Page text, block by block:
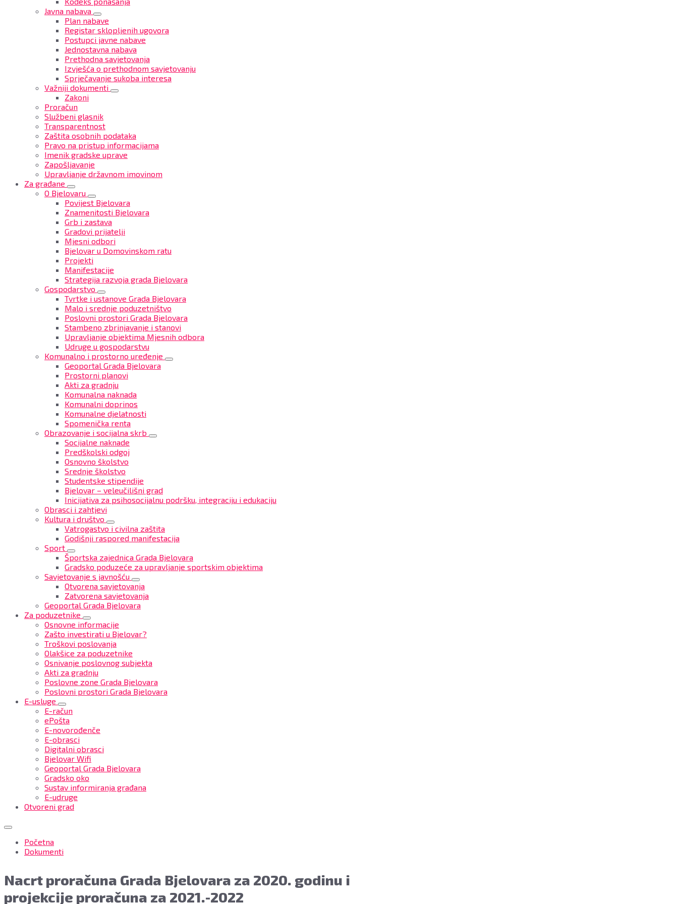
Javna nabava
Plan nabave
Registar sklopljenih ugovora
Postupci javne nabave
Jednostavna nabava
Prethodna savjetovanja
Izvješća o prethodnom savjetovanju
Sprječavanje sukoba interesa
Važniji dokumenti
Zakoni
Proračun
Službeni glasnik
Transparentnost
Zaštita osobnih podataka
Pravo na pristup informacijama
Imenik gradske uprave
Zapošljavanje
Upravljanje državnom imovinom
Za građane
O Bjelovaru
Povijest Bjelovara
Znamenitosti Bjelovara
Grb i zastava
Gradovi prijatelji
Mjesni odbori
Bjelovar u Domovinskom ratu
Projekti
Manifestacije
Strategija razvoja grada Bjelovara
Gospodarstvo
Tvrtke i ustanove Grada Bjelovara
Malo i srednje poduzetništvo
Poslovni prostori Grada Bjelovara
Stambeno zbrinjavanje i stanovi
Upravljanje objektima Mjesnih odbora
Udruge u gospodarstvu
Komunalno i prostorno uređenje
Geoportal Grada Bjelovara
Prostorni planovi
Akti za gradnju
Komunalna naknada
Komunalni doprinos
Komunalne djelatnosti
Spomenička renta
Obrazovanje i socijalna skrb
Socijalne naknade
Predškolski odgoj
Osnovno školstvo
Srednje školstvo
Studentske stipendije
Bjelovar – veleučilišni grad
Inicijativa za psihosocijalnu podršku, integraciju i edukaciju
Obrasci i zahtjevi
Kultura i društvo
Vatrogastvo i civilna zaštita
Godišnji raspored manifestacija
Sport
Športska zajednica Grada Bjelovara
Gradsko poduzeće za upravljanje sportskim objektima
Savjetovanje s javnošću
Otvorena savjetovanja
Zatvorena savjetovanja
Geoportal Grada Bjelovara
Za poduzetnike
Osnovne informacije
Zašto investirati u Bjelovar?
Troškovi poslovanja
Olakšice za poduzetnike
Osnivanje poslovnog subjekta
Akti za gradnju
Poslovne zone Grada Bjelovara
Poslovni prostori Grada Bjelovara
E-usluge
E-račun
ePošta
E-novorođenče
E-obrasci
Digitalni obrasci
Bjelovar Wifi
Geoportal Grada Bjelovara
Gradsko oko
Sustav informiranja građana
E-udruge
Otvoreni grad
Početna
Dokumenti
Nacrt proračuna Grada Bjelovara za 2020. godinu i
projekcije proračuna za 2021.-2022